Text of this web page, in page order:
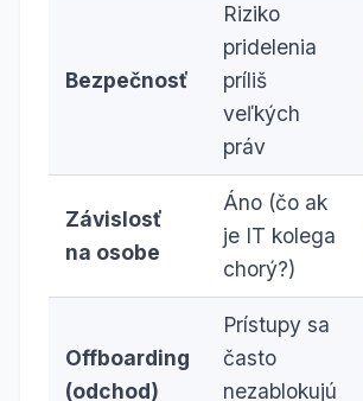
Bezpečnosť
Riziko
pridelenia
príliš
veľkých
práv
Závislosť
na osobe
Áno (čo ak
je IT kolega
chorý?)
Offboarding
(odchod)
Prístupy sa
často
nezablokujú